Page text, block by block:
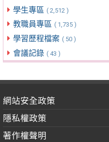
學生專區 ( 2,512 )
教職員專區 ( 1,735 )
學習歷程檔案 ( 50 )
會議記錄 ( 43 )
網站安全政策
隱私權政策
著作權聲明